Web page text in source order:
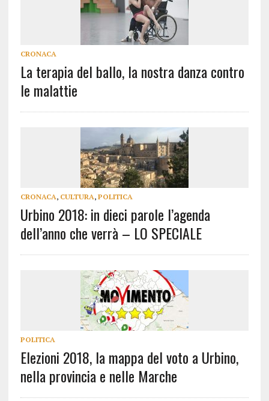
CRONACA
La terapia del ballo, la nostra danza contro
le malattie
CRONACA, CULTURA, POLITICA
Urbino 2018: in dieci parole l’agenda
dell’anno che verrà – LO SPECIALE
POLITICA
Elezioni 2018, la mappa del voto a Urbino,
nella provincia e nelle Marche